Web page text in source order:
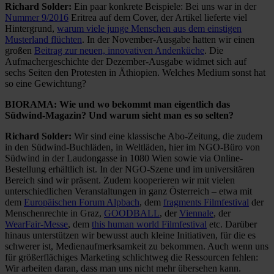
Richard Solder: Ein paar konkrete Beispiele: Bei uns war in der
Nummer 9/2016 Eritrea auf dem Cover, der Artikel lieferte viel
Hintergrund, warum viele junge Menschen aus dem einstigen
Musterland flüchten. In der November-Ausgabe hatten wir einen
großen Beitrag zur neuen, innovativen Andenküche. Die
Aufmachergeschichte der Dezember-Ausgabe widmet sich auf
sechs Seiten den Protesten in Äthiopien. Welches Medium sonst hat
so eine Gewichtung?
BIORAMA: Wie und wo bekommt man eigentlich das
Südwind-Magazin? Und warum sieht man es so selten?
Richard Solder: Wir sind eine klassische Abo-Zeitung, die zudem
in den Südwind-Buchläden, in Weltläden, hier im NGO-Büro von
Südwind in der Laudongasse in 1080 Wien sowie via Online-
Bestellung erhältlich ist. In der NGO-Szene und im universitären
Bereich sind wir präsent. Zudem kooperieren wir mit vielen
unterschiedlichen Veranstaltungen in ganz Österreich – etwa mit
dem Europäischen Forum Alpbach, dem fragments Filmfestival der
Menschenrechte in Graz, GOODBALL, der Viennale, der
WearFair-Messe, dem this human world Filmfestival etc. Darüber
hinaus unterstützen wir bewusst auch kleine Initiativen, für die es
schwerer ist, Medienaufmerksamkeit zu bekommen. Auch wenn uns
für größerflächiges Marketing schlichtweg die Ressourcen fehlen:
Wir arbeiten daran, dass man uns nicht mehr übersehen kann.